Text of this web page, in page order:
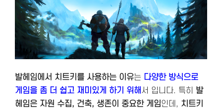
발헤임에서 치트키를 사용하는 이유는 다양한 방식으로
게임을 좀 더 쉽고 재미있게 하기 위해서 입니다. 특히 발
헤임은 자원 수집, 건축, 생존이 중요한 게임인데, 치트키